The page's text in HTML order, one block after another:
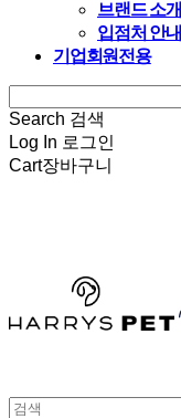
브랜드 소개
입점처 안내
기업회원전용
Search 검색
Log In 로그인
Cart장바구니